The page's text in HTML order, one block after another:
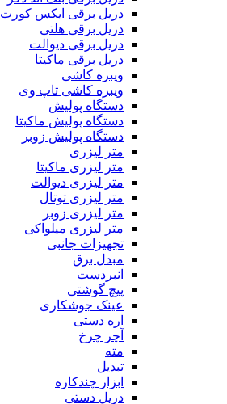
دریل برقی ایکس کورت
دریل برقی هلتی
دریل برقی دیوالت
دریل برقی ماکیتا
ویبره کاشی
ویبره کاشی تاپ وی
دستگاه پولیش
دستگاه پولیش ماکیتا
دستگاه پولیش زوبر
متر لیزری
متر لیزری ماکیتا
متر لیزری دیوالت
متر لیزری توتال
متر لیزری زوبر
متر لیزری میلواکی
تجهیزات جانبی
مبدل برق
انبردست
پیچ گوشتی
عینک جوشکاری
اره دستی
آچر چرخ
مته
تبدیل
ابزار چندکاره
دریل دستی